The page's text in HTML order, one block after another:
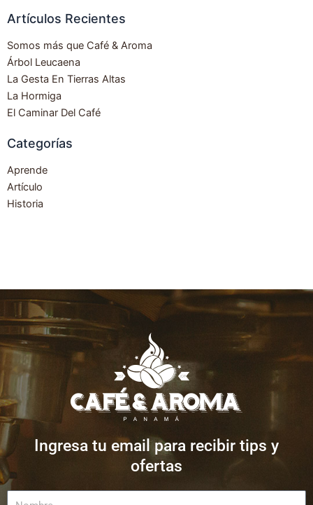
Artículos Recientes
Somos más que Café & Aroma
Árbol Leucaena
La Gesta En Tierras Altas
La Hormiga
El Caminar Del Café
Categorías
Aprende
Artículo
Historia
Ingresa tu email para recibir tips y
ofertas